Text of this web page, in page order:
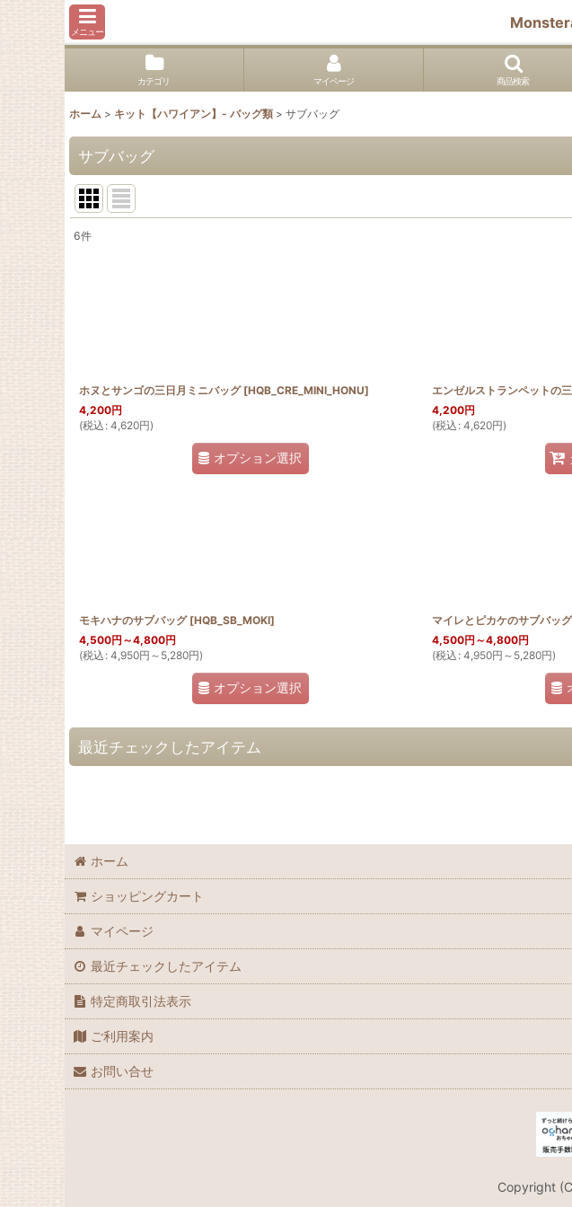
メニュー
カテゴリ マイページ 商品検索
ホーム > キット【ハワイアン】- バッグ類 > サブバッグ
サブバッグ
6件
ホヌとサンゴの三日月ミニバッグ [HQB_CRE_MINI_HONU]
4,200円
(税込 : 4,620円)
オプション選択
エンゼルストランペットの
4,200円
(税込 : 4,620円)
モキハナのサブバッグ [HQB_SB_MOKI]
4,500円 ～4,800円
(税込 : 4,950円 ～5,280円)
オプション選択
マイレとピカケのサブバッグ
4,500円 ～4,800円
(税込 : 4,950円 ～5,280円)
最近チェックしたアイテム
ホーム
ショッピングカート
マイページ
最近チェックしたアイテム
特定商取引法表示
ご利用案内
お問い合せ
Copyright